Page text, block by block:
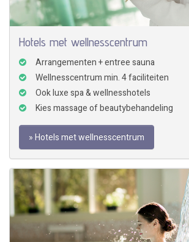
Hotels met wellnesscentrum
Arrangementen + entree sauna
Wellnesscentrum min. 4 faciliteiten
Ook luxe spa & wellnesshotels
Kies massage of beautybehandeling
» Hotels met wellnesscentrum